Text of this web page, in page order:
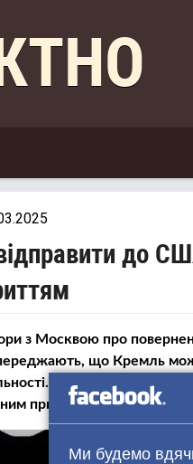
Ми будемо
до
з Москвою про
що Кремль
Повернення
прикриттям.